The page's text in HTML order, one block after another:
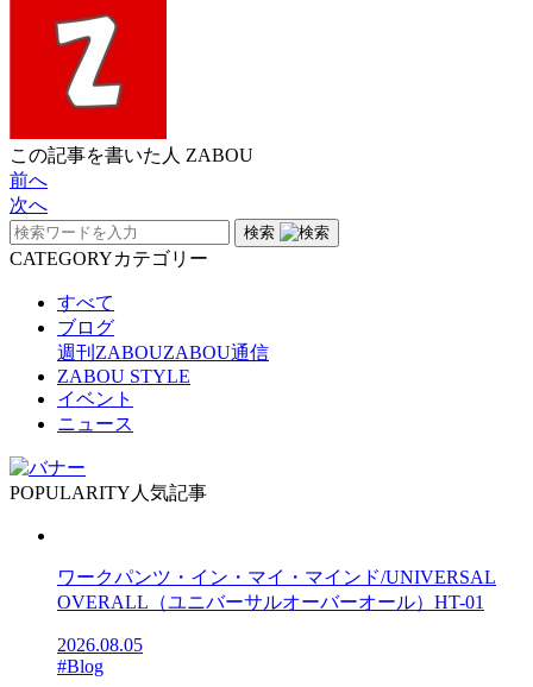
この記事を書いた人 ZABOU
前へ
次へ
検索
CATEGORYカテゴリー
すべて
ブログ
週刊ZABOUZABOU通信
ZABOU STYLE
イベント
ニュース
POPULARITY 人気記事
ワークパンツ・イン・マイ・マインド/UNIVERSAL
OVERALL（ユニバーサルオーバーオール）HT-01
2026.08.05
#Blog